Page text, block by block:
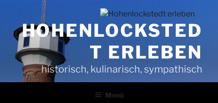
springenHOHENLOCKSTED
T ERLEBEN
historisch, kulinarisch, sympathisch
Menü